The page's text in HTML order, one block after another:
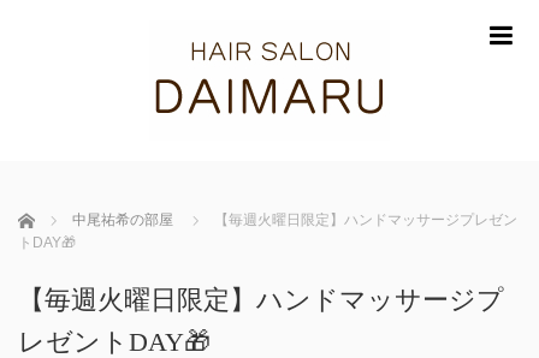
ホーム 中尾祐希の部屋
【毎週火曜日限定】ハンドマッサージプレゼン
トDAY🎁
【毎週火曜日限定】ハンドマッサージプ
レゼントDAY🎁